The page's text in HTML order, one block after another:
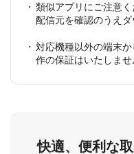
類似アプリにご注意
配信元を確認のうえダ
対応機種以外の端末
作の保証はいたしませ
快適、便利な